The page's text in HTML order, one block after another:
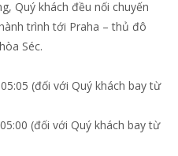
Quý khách đều nối chuyến
trình tới Praha – thủ đô
Séc.
(đối với Quý khách bay từ
(đối với Quý khách bay từ